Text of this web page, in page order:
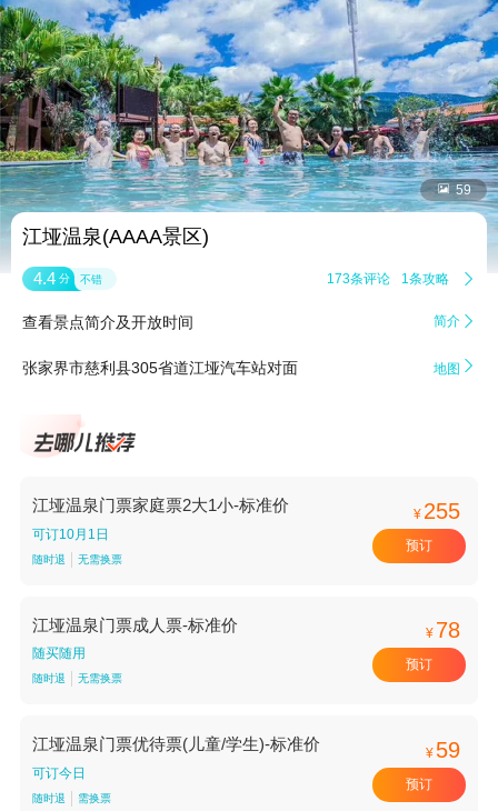
 59
江垭温泉(AAAA景区)
4.4 分 不错 173条评论 1条攻略 
查看景点简介及开放时间 简介 
张家界市慈利县305省道江垭汽车站对面 地图 
江垭温泉门票家庭票2大1小-标准价
可订10月1日
随时退 无需换票
¥ 255
预订
江垭温泉门票成人票-标准价
随买随用
随时退 无需换票
¥ 78
预订
江垭温泉门票优待票(儿童/学生)-标准价
可订今日
随时退 需换票
¥ 59
预订
